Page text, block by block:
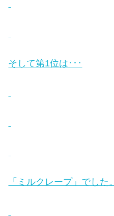
そして第1位は･･･
「ミルクレープ」でした。